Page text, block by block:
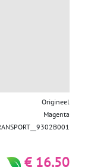
Origineel
Magenta
€ 16,50